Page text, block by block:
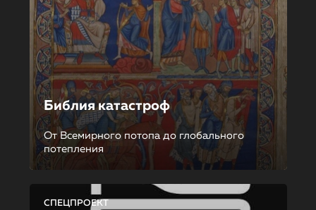
Библия катастроф
От Всемирного потопа до глобального
потепления
СПЕЦПРОЕКТ